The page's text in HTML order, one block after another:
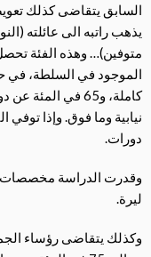
السابق يتقاضى كذلك
الموجود في السلطة، في
نيابية وما فوق. وإذا توفي
دورات.
ليرة.
وكذلك يتقاضى رؤساء